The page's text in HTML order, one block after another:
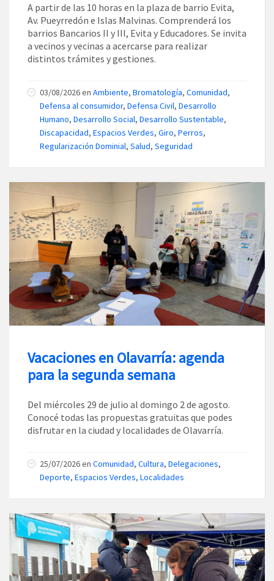
A partir de las 10 horas en la plaza de barrio Evita,
Av. Pueyrredón e Islas Malvinas. Comprenderá los
barrios Bancarios II y III, Evita y Educadores. Se invita
a vecinos y vecinas a acercarse para realizar
distintos trámites y gestiones.
03/08/2026en Ambiente, Bromatología, Comunidad,
Defensa al consumidor, Defensa Civil, Desarrollo
Humano, Desarrollo Social, Desarrollo Sustentable,
Discapacidad, Espacios Verdes, Giro, Perros,
Regularización Dominial, Salud, Seguridad
Vacaciones en Olavarría: agenda
para la segunda semana
Del miércoles 29 de julio al domingo 2 de agosto.
Conocé todas las propuestas gratuitas que podes
disfrutar en la ciudad y localidades de Olavarría.
25/07/2026en Comunidad, Cultura, Delegaciones,
Deporte, Espacios Verdes, Localidades